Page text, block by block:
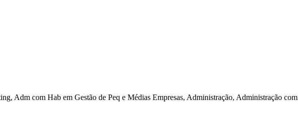
Adm com Hab em Gestão de Peq e Médias Empresas, Administração, Administração com